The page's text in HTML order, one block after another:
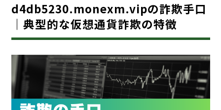
d4db5230.monexm.vipの詐欺手口
｜典型的な仮想通貨詐欺の特徴